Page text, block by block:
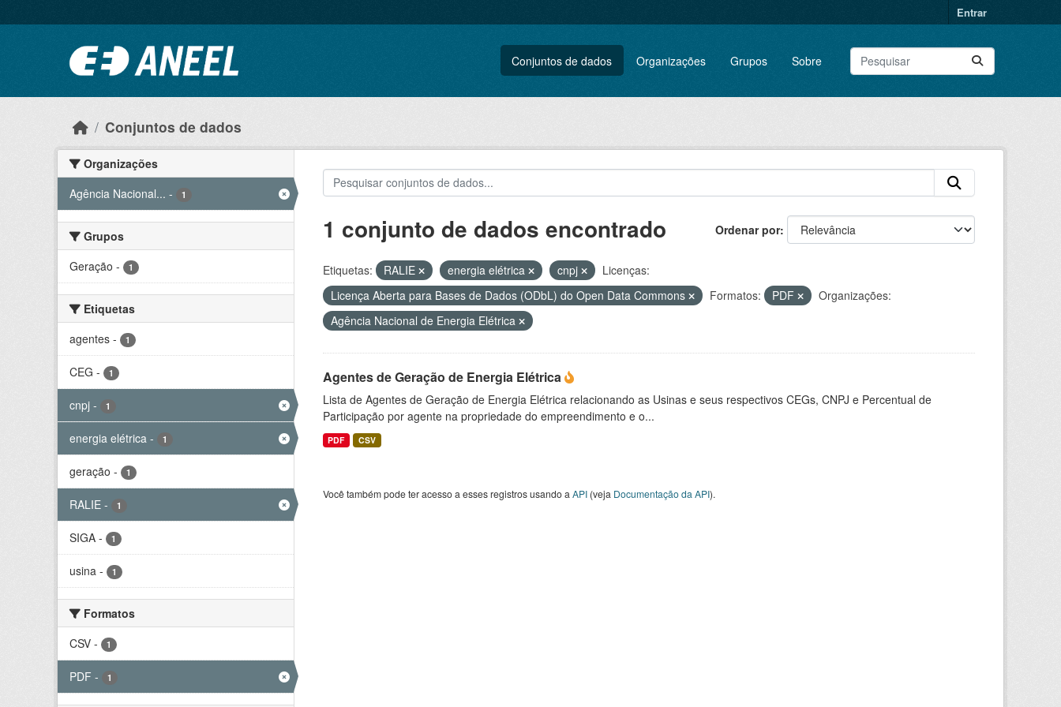
Entrar
Conjuntos de dados Organizações Grupos Sobre
Conjuntos de dados
Organizações
Agência Nacional... - 1
Grupos
Geração - 1
Etiquetas
agentes - 1
CEG - 1
cnpj - 1
energia elétrica - 1
geração - 1
RALIE - 1
SIGA - 1
usina - 1
Formatos
CSV - 1
PDF - 1
Ordenar por
1 conjunto de dados encontrado
Etiquetas: RALIE energia elétrica cnpj
Licenças:
Licença Aberta para Bases de Dados (ODbL) do Open Data Commons
Formatos: PDF
Organizações:
Agência Nacional de Energia Elétrica
Agentes de Geração de Energia Elétrica
Lista de Agentes de Geração de Energia Elétrica relacionando as Usinas e seus respectivos CEGs, CNPJ e Percentual de
Participação por agente na propriedade do empreendimento e o...
PDF CSV
Você também pode ter acesso a esses registros usando a API(veja Documentação da API).